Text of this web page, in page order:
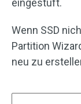
eingestuft.
Wenn SSD
Partition
neu zu